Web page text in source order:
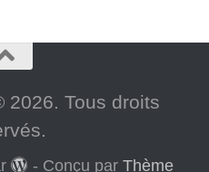
2026. Tous droits
- Conçu par Thème